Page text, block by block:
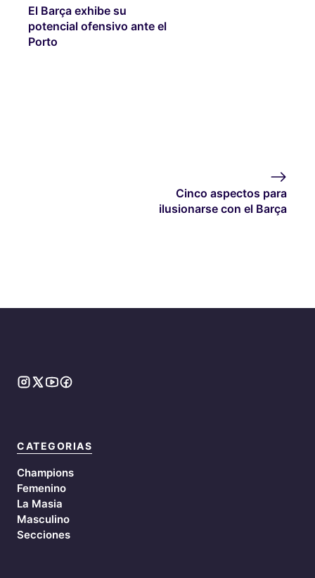
El Barça exhibe su
potencial ofensivo ante el
Porto
Cinco aspectos para
ilusionarse con el Barça
CATEGORIAS
Champions
Femenino
La Masia
Masculino
Secciones